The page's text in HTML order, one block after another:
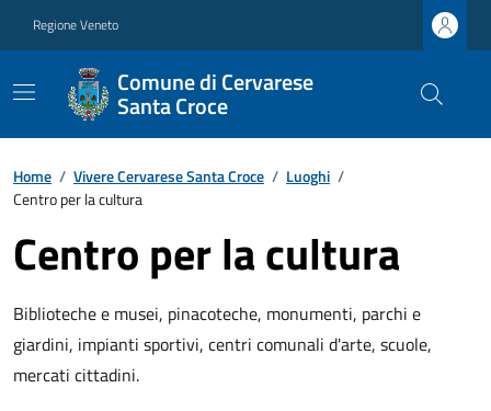
Regione Veneto
Comune di Cervarese
Santa Croce
Home / Vivere Cervarese Santa Croce / Luoghi /
Centro per la cultura
Centro per la cultura
Biblioteche e musei, pinacoteche, monumenti, parchi e
giardini, impianti sportivi, centri comunali d'arte, scuole,
mercati cittadini.